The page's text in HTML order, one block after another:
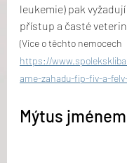
leukemie) pak
přístup a časté
(Více o těchto nemocech
https://
ame-zahadu-fip-fiv-a-
Mýtus